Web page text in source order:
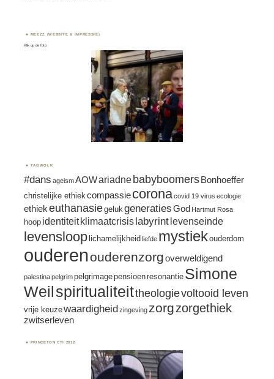
MEEZZ (WEBSITE & IMPRESSIE)
Klik op de foto
TAGWOLK
#dans ageismAOWariadne babyboomers Bonhoeffer
christelijke ethiekcompassiecoronacovid 19 virus ecologie
ethiekeuthanasiegelukgeneratiesGod Hartmut Rosa
hoop identiteit klimaatcrisislabyrint levenseinde
levensloop lichamelijkheid liefde mystiekouderdom
ouderenouderenzorgoverweldigend
palestinapelgrimpelgrimagepensioenresonantie Simone
Weil spiritualiteittheologievoltooid leven
vrije keuzewaardigheidzingeving zorgzorgethiek
zwitserleven
PRINCETON CTI 2012